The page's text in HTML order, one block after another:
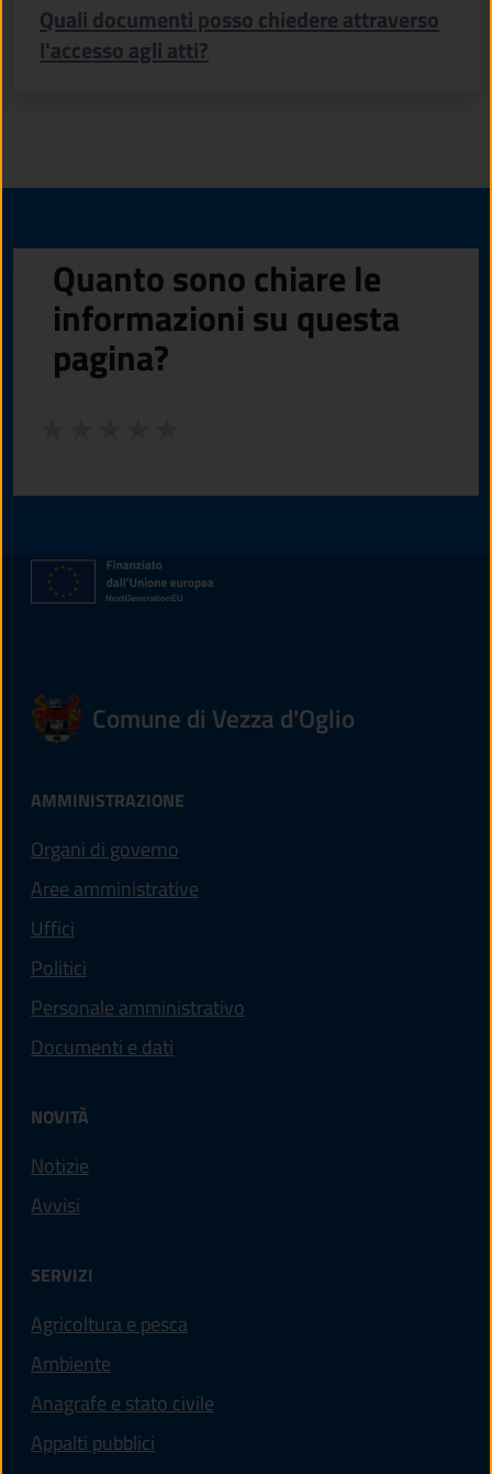
Quali documenti posso chiedere attraverso
l'accesso agli atti?
Quanto sono chiare le
informazioni su questa
pagina?
Comune di Vezza d'Oglio
AMMINISTRAZIONE
Organi di governo
Aree amministrative
Uffici
Politici
Personale amministrativo
Documenti e dati
NOVITÀ
Notizie
Avvisi
SERVIZI
Agricoltura e pesca
Ambiente
Anagrafe e stato civile
Appalti pubblici